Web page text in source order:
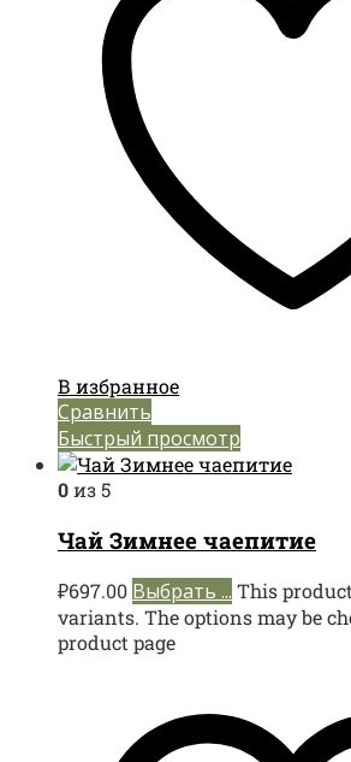
В избранное
Сравнить
Быстрый просмотр
0из 5
Чай Зимнее чаепитие
₽697.00 Выбрать ... This
variants. The options may be
product page